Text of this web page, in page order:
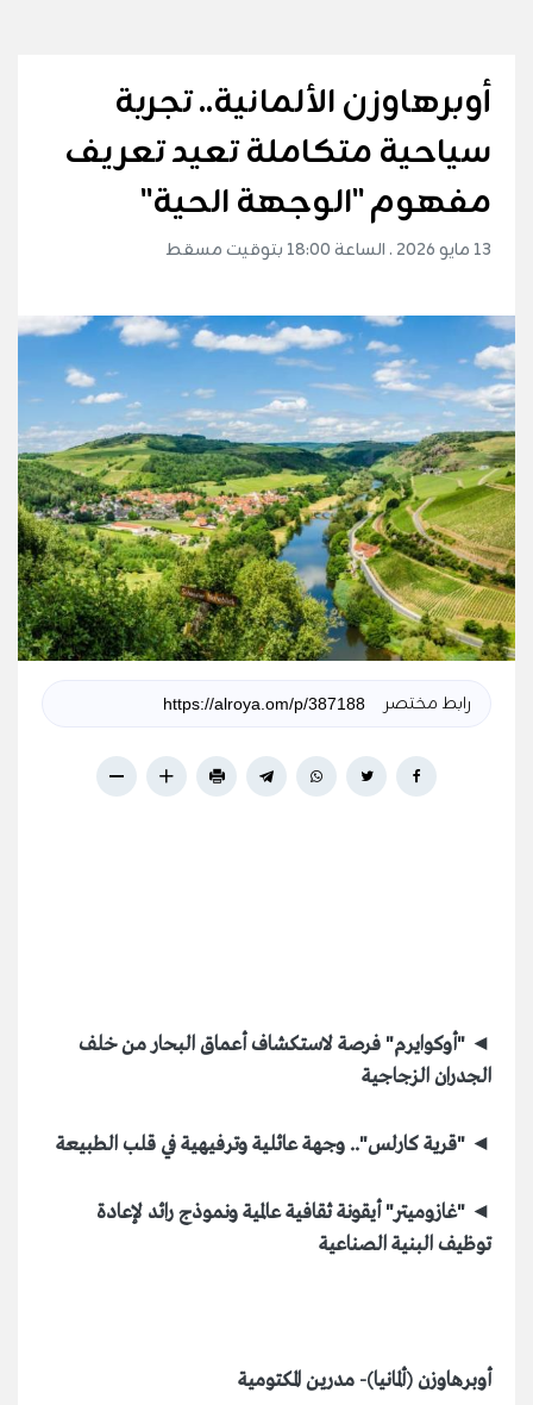
أوبرهاوزن الألمانية.. تجربة
سياحية متكاملة تعيد تعريف
مفهوم "الوجهة الحية"
13 مايو 2026 . الساعة 18:00 بتوقيت مسقط
رابط مختصر
◄ "أوكوايرم" فرصة لاستكشاف أعماق البحار من خلف
الجدران الزجاجية
◄ "قرية كارلس".. وجهة عائلية وترفيهية في قلب الطبيعة
◄ "غازوميتر" أيقونة ثقافية عالمية ونموذج رائد لإعادة
توظيف البنية الصناعية
أوبرهاوزن (ألمانيا)- مدرين المكتومية